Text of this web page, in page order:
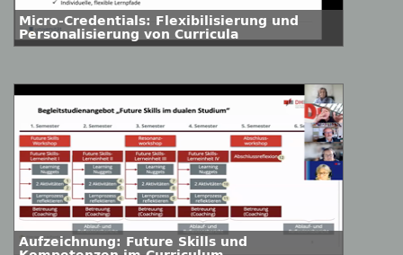
Micro-Credentials: Flexibilisierung und
Personalisierung von Curricula
Aufzeichnung: Future Skills und